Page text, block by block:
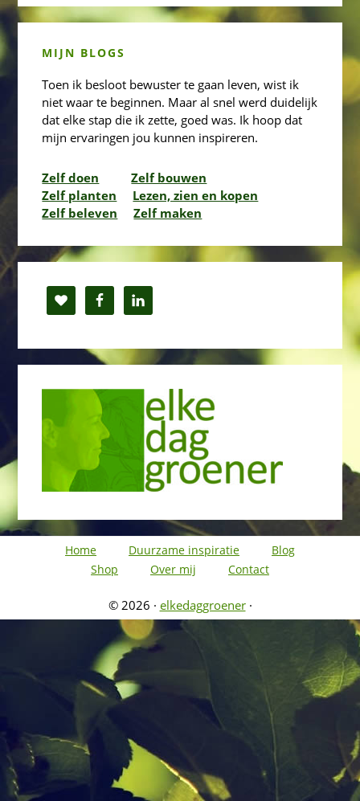
MIJN BLOGS
Toen ik besloot bewuster te gaan leven, wist ik
niet waar te beginnen. Maar al snel werd duidelijk
dat elke stap die ik zette, goed was. Ik hoop dat
mijn ervaringen jou kunnen inspireren.
Zelf doen
Zelf bouwen
Zelf planten
Lezen, zien en kopen
Zelf beleven
Zelf maken
Home Duurzame inspiratie
Blog
Shop
Over mij Contact
© 2026 · elkedaggroener·